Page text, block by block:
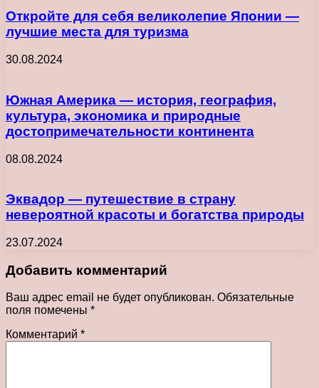
Откройте для себя великолепие Японии —
лучшие места для туризма
30.08.2024
Южная Америка — история, география,
культура, экономика и природные
достопримечательности континента
08.08.2024
Эквадор — путешествие в страну
невероятной красоты и богатства природы
23.07.2024
Добавить комментарий
Ваш адрес email не будет опубликован. Обязательные
поля помечены *
Комментарий *